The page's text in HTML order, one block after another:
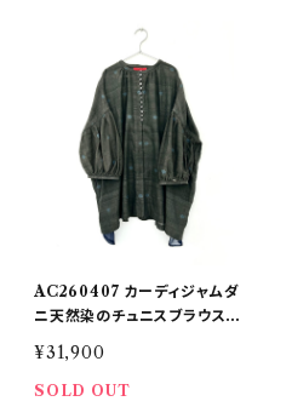
AC260407 カーディジャムダ
ニ天然染のチュニスブラウスN
EW
¥31,900
SOLD OUT